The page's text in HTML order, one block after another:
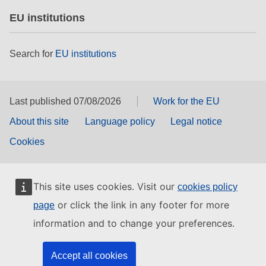
This site uses cookies. Visit our cookies policy
page or click the link in any footer for more
information and to change your preferences.
Accept all cookies
EU institutions
Search for EU institutions
Last published 07/08/2026
Work for the EU
About this site
Language policy
Legal notice
Cookies